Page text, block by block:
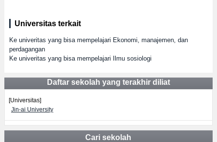
Universitas terkait
Ke univeritas yang bisa mempelajari Ekonomi, manajemen, dan
perdagangan
Ke univeritas yang bisa mempelajari Ilmu sosiologi
Daftar sekolah yang terakhir diliat
[Universitas]
Jin-ai University
Cari sekolah